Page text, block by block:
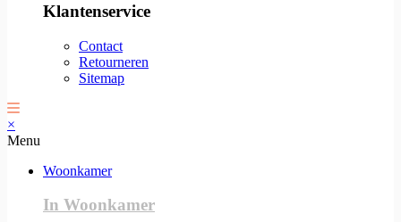
Klantenservice
Contact
Retourneren
Sitemap
×
Menu
Woonkamer
In Woonkamer